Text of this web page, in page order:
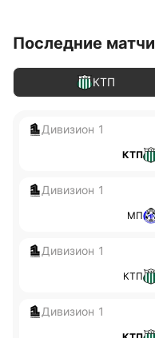
Последние матчи
КТП
Дивизион 1
КТП
Дивизион 1
МП
Дивизион 1
КТП
Дивизион 1